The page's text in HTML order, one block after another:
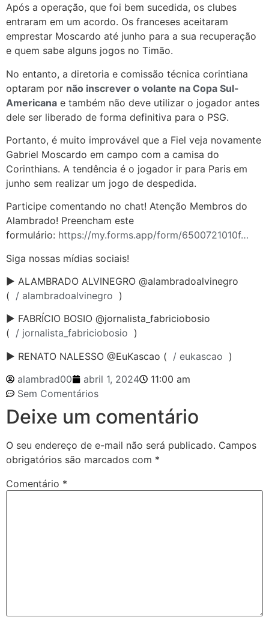
Após a operação, que foi bem sucedida, os clubes
entraram em um acordo. Os franceses aceitaram
emprestar Moscardo até junho para a sua recuperação
e quem sabe alguns jogos no Timão.
No entanto, a diretoria e comissão técnica corintiana
optaram por não inscrever o volante na Copa Sul-
Americana e também não deve utilizar o jogador antes
dele ser liberado de forma definitiva para o PSG.
Portanto, é muito improvável que a Fiel veja novamente
Gabriel Moscardo em campo com a camisa do
Corinthians. A tendência é o jogador ir para Paris em
junho sem realizar um jogo de despedida.
Participe comentando no chat! Atenção Membros do
Alambrado! Preencham este
formulário: https://my.forms.app/form/6500721010f…
Siga nossas mídias sociais!
► ALAMBRADO ALVINEGRO @alambradoalvinegro
( / alambradoalvinegro )
► FABRÍCIO BOSIO @jornalista_fabriciobosio
( / jornalista_fabriciobosio )
► RENATO NALESSO @EuKascao ( / eukascao )
alambrad00
abril 1, 2024
11:00 am
Sem Comentários
Deixe um comentário
O seu endereço de e-mail não será publicado. Campos
obrigatórios são marcados com *
Comentário *